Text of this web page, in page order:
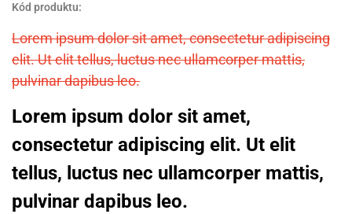
Kód produktu:
Lorem ipsum dolor sit amet, consectetur adipiscing
elit. Ut elit tellus, luctus nec ullamcorper mattis,
pulvinar dapibus leo.
Lorem ipsum dolor sit amet,
consectetur adipiscing elit. Ut elit
tellus, luctus nec ullamcorper mattis,
pulvinar dapibus leo.